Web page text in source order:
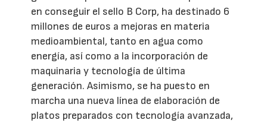
en conseguir el sello B Corp, ha destinado 6
millones de euros a mejoras en materia
medioambiental, tanto en agua como
energía, así como a la incorporación de
maquinaria y tecnología de última
generación. Asimismo, se ha puesto en
marcha una nueva línea de elaboración de
platos preparados con tecnología avanzada,